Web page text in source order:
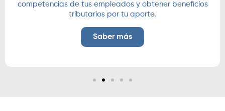
competencias de tus empleados y obtener beneficios
tributarios por tu aporte.
Saber más